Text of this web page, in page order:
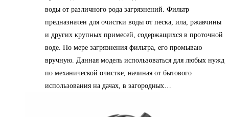
воды от различного рода загрязнений. Фильтр
предназначен для очистки воды от песка, ила, ржавчины
и других крупных примесей, содержащихся в проточной
воде. По мере загрязнения фильтра, его промываю
вручную. Данная модель использоваться для любых нужд
по механической очистке, начиная от бытового
использования на дачах, в загородных…